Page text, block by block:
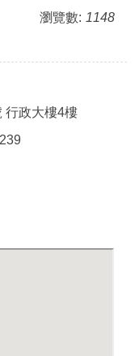
瀏覽數: 1148
行政大樓4樓